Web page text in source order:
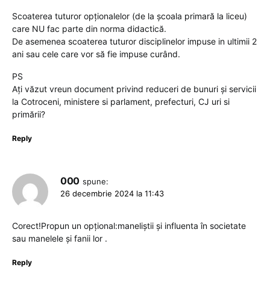
Scoaterea tuturor opționalelor (de la școala primară la liceu)
care NU fac parte din norma didactică.
De asemenea scoaterea tuturor disciplinelor impuse in ultimii 2
ani sau cele care vor să fie impuse curând.
PS
Ați văzut vreun document privind reduceri de bunuri și servicii
la Cotroceni, ministere si parlament, prefecturi, CJ uri si
primării?
Reply
000 spune:
26 decembrie 2024 la 11:43
Corect!Propun un opțional:maneliștii și influenta în societate
sau manelele și fanii lor .
Reply